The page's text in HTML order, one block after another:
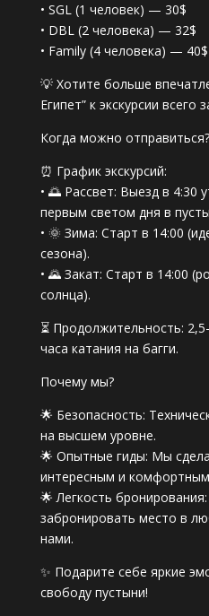
• SGL (1 человек) — 30$
• DBL (2 человека) — 32$
• Family (4 человека) — 40$
💡 Хотите больше
Египет” к экскурсии всего
Когда можно отправиться?
⏰ График экскурсий:
• 🌅 Рассвет: Выезд в 4:30
первым светом дня в
• 🌞 Зима: Старт в 14:00
сезона).
• 🌄 Закат: Старт в 14:00
солнца).
⏳ Продолжительность:
часа катания на багги.
Почему мы?
🌟 Безопасность:
на высшем уровне.
🌟 Опытные гиды: Мы
интересным и
🌟 Легкость
забронировать место в
нами.
✨ Подарите себе яркие
свободу пустыни!